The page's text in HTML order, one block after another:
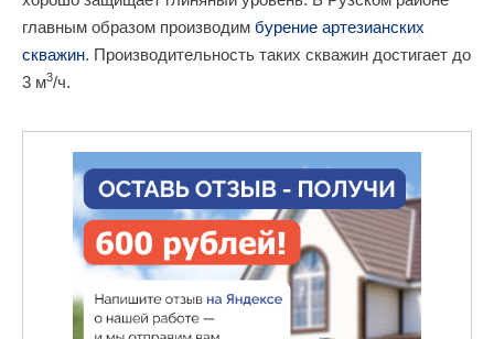
главным образом производим бурение артезианских
скважин. Производительность таких скважин достигает до
3 м3/ч.